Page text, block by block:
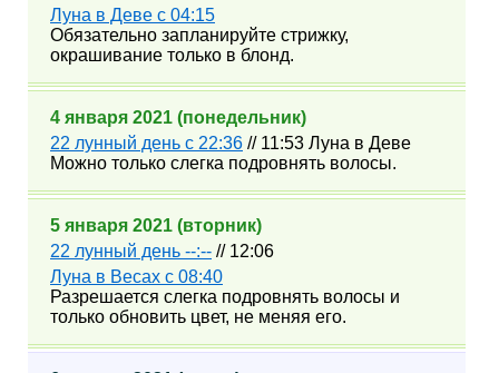
Луна в Деве с 04:15
Обязательно запланируйте стрижку,
окрашивание только в блонд.
4 января 2021 (понедельник)
22 лунный день с 22:36 // 11:53 Луна в Деве
Можно только слегка подровнять волосы.
5 января 2021 (вторник)
22 лунный день --:-- // 12:06
Луна в Весах с 08:40
Разрешается слегка подровнять волосы и
только обновить цвет, не меняя его.